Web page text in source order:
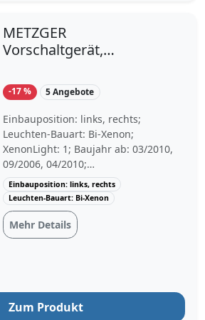
METZGER
Vorschaltgerät,
rechts links Bi-Xenon für
BMW 63127255724
63117356250
63127296090 0896007
-17 % 5 Angebote
Einbauposition: links, rechts;
Leuchten-Bauart: Bi-Xenon;
XenonLight: 1; Baujahr ab: 03/2010,
09/2006, 04/2010;
Fahrzeugausstattung: für Fahrzeuge
mit Bi-Xenon-Licht
Einbauposition: links, rechts
Leuchten-Bauart: Bi-Xenon
Mehr Details
Zum Produkt